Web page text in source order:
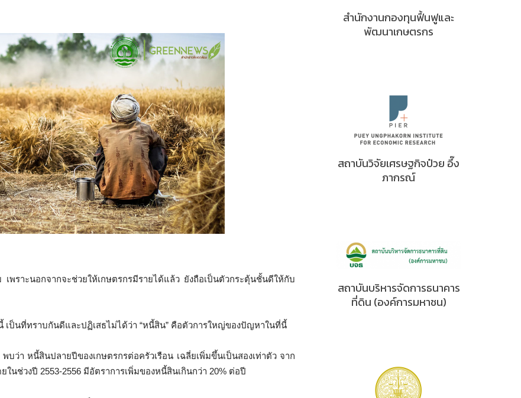
พราะนอกจากจะช่วยให้เกษตรกรมีรายได้แล้ว ยังถือเป็นตัวกระตุ้นชั้นดีให้กับ
ป็นที่ทราบกันดีและปฏิเสธไม่ได้ว่า “หนี้สิน” คือตัวการใหญ่ของปัญหาในที่นี้
บว่า หนี้สินปลายปีของเกษตรกรต่อครัวเรือน เฉลี่ยเพิ่มขึ้นเป็นสองเท่าตัว จาก
ในช่วงปี 2553-2556 มีอัตราการเพิ่มของหนี้สินเกินกว่า 20% ต่อปี
สำนักงานกองทุนฟื้นฟูและ
พัฒนาเกษตรกร
สถาบันวิจัยเศรษฐกิจป๋วย อึ๊ง
ภากรณ์
สถาบันบริหารจัดการธนาคาร
ที่ดิน (องค์การมหาชน)